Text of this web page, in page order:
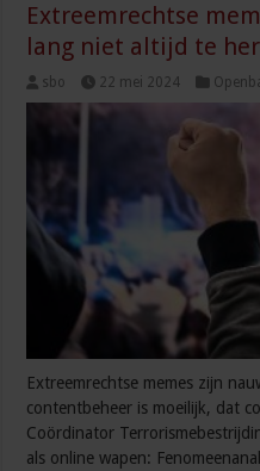
Extreemrechtse
lang niet altijd te
sbo 22 mei 2024
Extreemrechtse memes zijn
contentbeheer is moeilijk, dat
Coördinator
als online wapen: